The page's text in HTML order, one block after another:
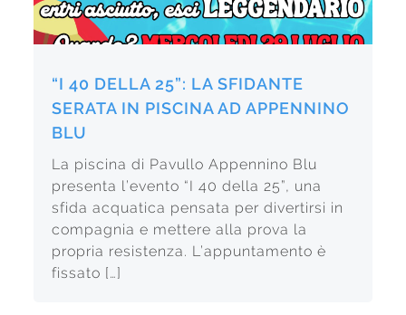
“I 40 DELLA 25”: LA SFIDANTE
SERATA IN PISCINA AD APPENNINO
BLU
La piscina di Pavullo Appennino Blu
presenta l’evento “I 40 della 25”, una
sfida acquatica pensata per divertirsi in
compagnia e mettere alla prova la
propria resistenza. L’appuntamento è
fissato […]